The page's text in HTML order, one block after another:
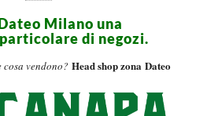
Milano una
di negozi.
cosa vendono? Head shop zona Dateo